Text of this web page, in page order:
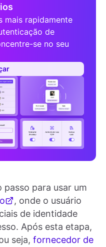
mais rapidamente
de
se no seu
para usar um
, onde o usuário
de identidade
Após esta etapa,
seja, fornecedor de